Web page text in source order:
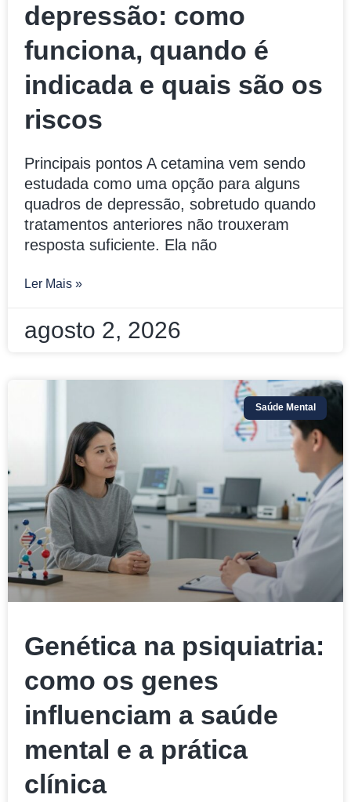
depressão: como
funciona, quando é
indicada e quais são os
riscos
Principais pontos A cetamina vem sendo
estudada como uma opção para alguns
quadros de depressão, sobretudo quando
tratamentos anteriores não trouxeram
resposta suficiente. Ela não
Ler Mais »
agosto 2, 2026
Saúde Mental
Genética na psiquiatria:
como os genes
influenciam a saúde
mental e a prática
clínica